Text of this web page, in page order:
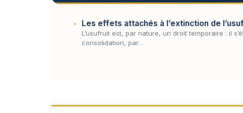
Les effets attachés à l’extinction de
L’usufruit est, par nature, un droit temporaire : il
consolidation, par…